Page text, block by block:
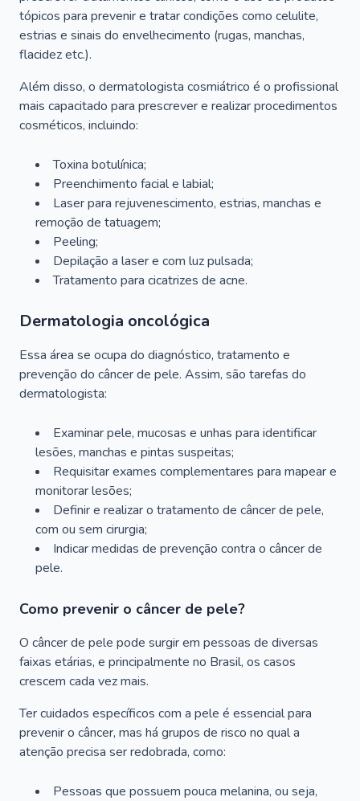
tópicos para prevenir e tratar condições como celulite,
estrias e sinais do envelhecimento (rugas, manchas,
flacidez etc.).
Além disso, o dermatologista cosmiátrico é o profissional
mais capacitado para prescrever e realizar procedimentos
cosméticos, incluindo:
Toxina botulínica;
Preenchimento facial e labial;
Laser para rejuvenescimento, estrias, manchas e
remoção de tatuagem;
Peeling;
Depilação a laser e com luz pulsada;
Tratamento para cicatrizes de acne.
Dermatologia oncológica
Essa área se ocupa do diagnóstico, tratamento e
prevenção do câncer de pele. Assim, são tarefas do
dermatologista:
Examinar pele, mucosas e unhas para identificar
lesões, manchas e pintas suspeitas;
Requisitar exames complementares para mapear e
monitorar lesões;
Definir e realizar o tratamento de câncer de pele,
com ou sem cirurgia;
Indicar medidas de prevenção contra o câncer de
pele.
Como prevenir o câncer de pele?
O câncer de pele pode surgir em pessoas de diversas
faixas etárias, e principalmente no Brasil, os casos
crescem cada vez mais.
Ter cuidados específicos com a pele é essencial para
prevenir o câncer, mas há grupos de risco no qual a
atenção precisa ser redobrada, como:
Pessoas que possuem pouca melanina, ou seja,